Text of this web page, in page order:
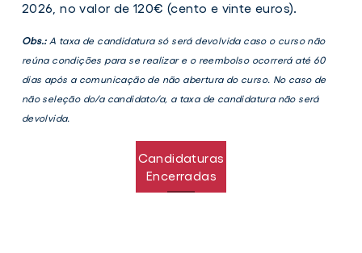
2026, no valor de 120€ (cento e vinte euros).
Obs.: A taxa de candidatura só será devolvida caso o curso não
reúna condições para se realizar e o reembolso ocorrerá até 60
dias após a comunicação de não abertura do curso. No caso de
não seleção do/a candidato/a, a taxa de candidatura não será
devolvida.
Candidaturas
Encerradas